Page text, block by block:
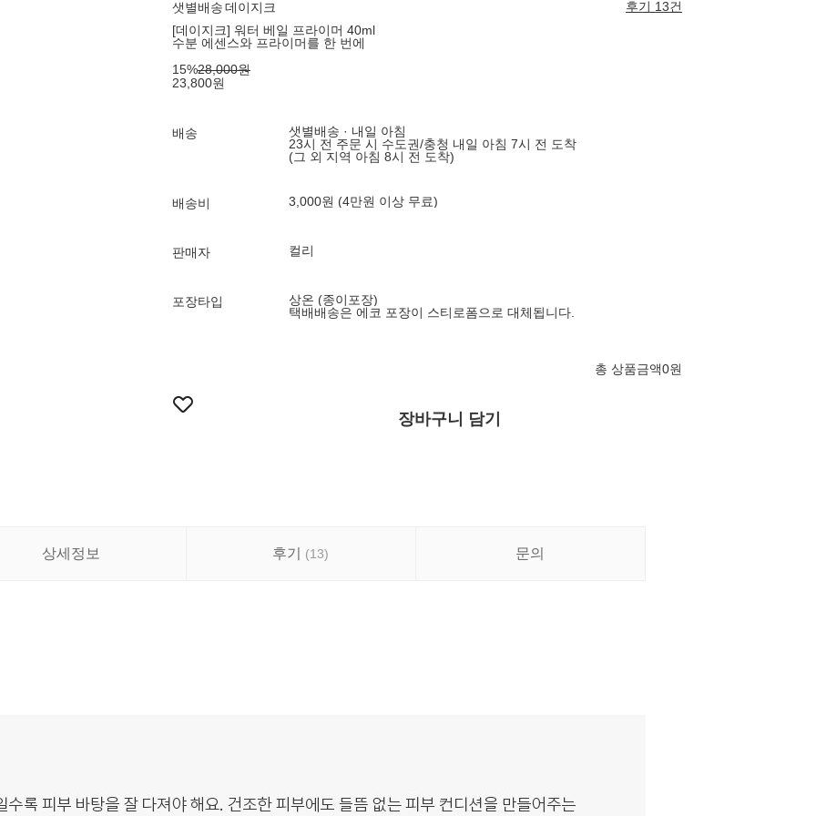
샛별배송데이지크
후기 13건
[데이지크] 워터 베일 프라이머 40ml
수분 에센스와 프라이머를 한 번에
15%28,000원
23,800원
배송
샛별배송 · 내일 아침
23시 전 주문 시 수도권/충청 내일 아침 7시 전 도착
(그 외 지역 아침 8시 전 도착)
배송비 3,000원 (4만원 이상 무료)
판매자 컬리
포장타입
상온 (종이포장)
택배배송은 에코 포장이 스티로폼으로 대체됩니다.
총 상품금액0원
장바구니 담기
상세정보 후기 (13) 문의